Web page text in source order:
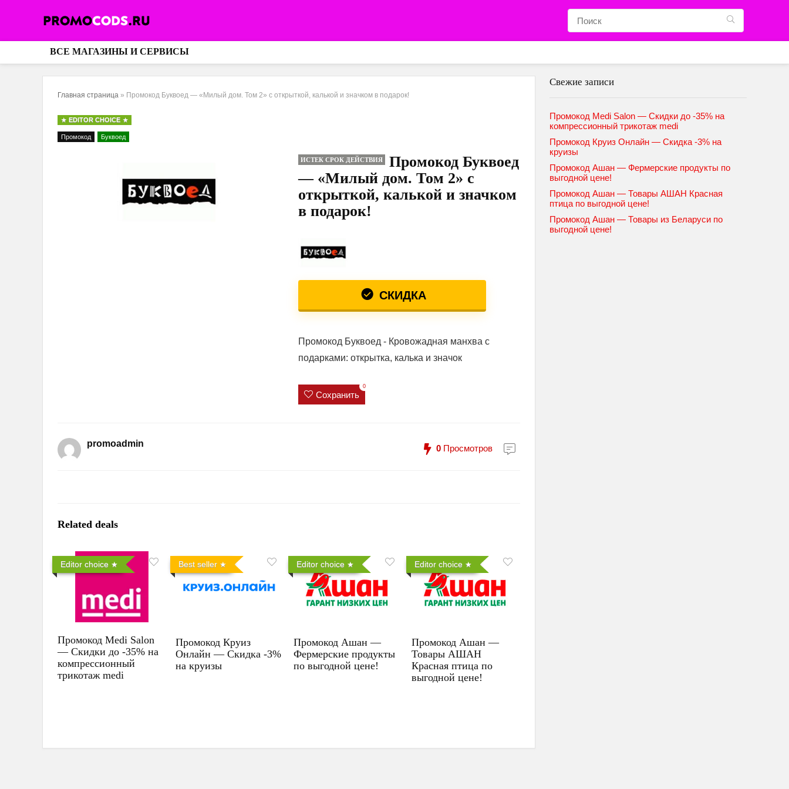
ВСЕ МАГАЗИНЫ И СЕРВИСЫ
Главная страница » Промокод Буквоед — «Милый дом. Том 2» с открыткой, калькой и значком в подарок!
EDITOR CHOICE
Промокод Буквоед
ИСТЕК СРОК ДЕЙСТВИЯ
Промокод Буквоед
— «Милый дом. Том 2» с
открыткой, калькой и значком
в подарок!
СКИДКА
Промокод Буквоед - Кровожадная манхва с
подарками: открытка, калька и значок
Сохранить
0
promoadmin 0 Просмотров
Related deals
Editor choice
Промокод Medi Salon
— Скидки до -35% на
компрессионный
трикотаж medi
Best seller
Промокод Круиз
Онлайн — Скидка -3%
на круизы
Editor choice
Промокод Ашан —
Фермерские продукты
по выгодной цене!
Editor choice
Промокод Ашан —
Товары АШАН
Красная птица по
выгодной цене!
Свежие записи
Промокод Medi Salon — Скидки до -35% на
компрессионный трикотаж medi
Промокод Круиз Онлайн — Скидка -3% на
круизы
Промокод Ашан — Фермерские продукты по
выгодной цене!
Промокод Ашан — Товары АШАН Красная
птица по выгодной цене!
Промокод Ашан — Товары из Беларуси по
выгодной цене!